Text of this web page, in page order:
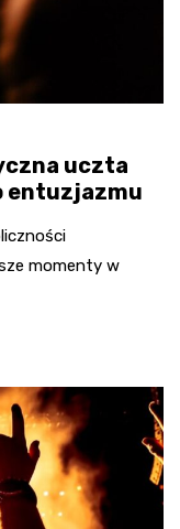
uczta
entuzjazmu
momenty w